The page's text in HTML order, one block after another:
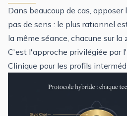
Dans beaucoup de cas,
pas de sens : le plus rationnel
la même séance, chacune sur la
C'est l'approche privilégiée par
Clinique pour les profils